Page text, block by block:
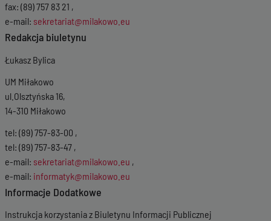
fax: (89) 757 83 21 ,
e-mail: sekretariat@milakowo.eu
Redakcja biuletynu
Łukasz Bylica
UM Miłakowo
ul.Olsztyńska 16,
14-310 Miłakowo
tel: (89) 757-83-00 ,
tel: (89) 757-83-47 ,
e-mail: sekretariat@milakowo.eu ,
e-mail: informatyk@milakowo.eu
Informacje Dodatkowe
Instrukcja korzystania z Biuletynu Informacji Publicznej